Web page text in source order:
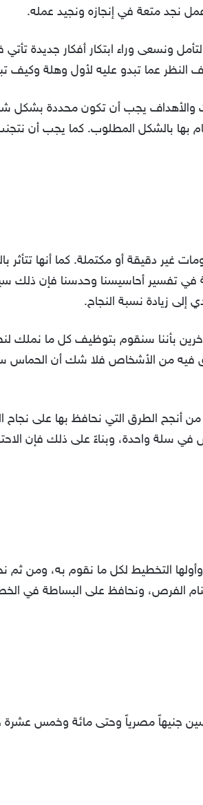
نجد متعة في إنجازه ونجيد عمله.
ونسعى وراء ابتكار أفكار جديدة
عما تبدو عليه لأول وهلة وكيف
والأهداف يجب أن تكون محددة بشكل
بها بالشكل المطلوب. كما يجب أن نتجنب
غير دقيقة أو مكتملة. كما أنها تتأثر
في تفسير أحاسيسنا وحدسنا فإن ذلك
زيادة نسبة النجاح.
بأننا سنقوم بتوظيف كل ما نملك
فيه من الأشخاص فلا شك أن الحماس
أنجح الطرق التي نحافظ بها على نجاح
في سلة واحدة، وبناءً على ذلك فإن
التخطيط لكل ما نقوم به، ومن ثم
الفرص، ونحافظ على البساطة في
جنيهاً مصرياً وحتى مائة وخمس عشرة